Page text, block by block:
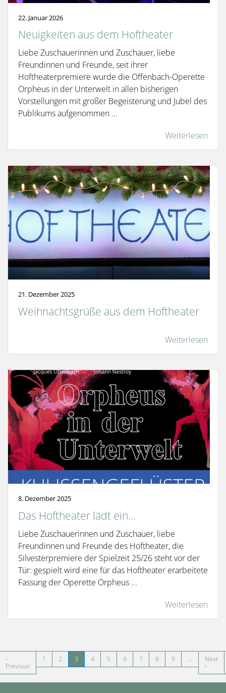
22. Januar 2026
Neuigkeiten aus dem Hoftheater
Liebe Zuschauerinnen und Zuschauer, liebe
Freundinnen und Freunde, seit ihrer
Hoftheaterpremiere wurde die Offenbach-Operette
Orpheus in der Unterwelt in allen bisherigen
Vorstellungen mit großer Begeisterung und Jubel des
Publikums aufgenommen ...
Weiterlesen
21. Dezember 2025
Weihnachtsgrüße aus dem Hoftheater
Weiterlesen
8. Dezember 2025
Das Hoftheater lädt ein...
Liebe Zuschauerinnen und Zuschauer, liebe
Freundinnen und Freunde des Hoftheater, die
Silvesterpremiere der Spielzeit 25/26 steht vor der
Tür: gespielt wird eine für das Hoftheater erarbeitete
Fassung der Operette Orpheus ...
Weiterlesen
Seitennummerierung
Seite
‹
Previous Vorherige Seite
1 2 3 4 5 6 7 8 9
Next
›